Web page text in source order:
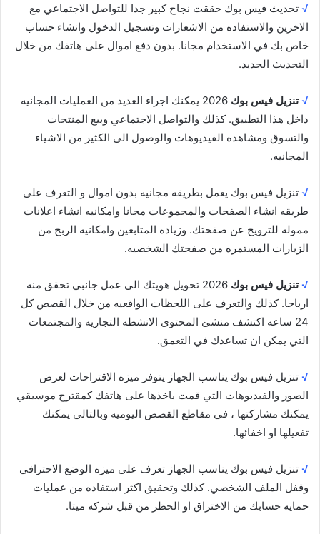
√ تحديث فيس بوك حققت نجاح كبير جدا للتواصل الاجتماعي مع
الاخرين والاستفاده من الاشعارات وتسجيل الدخول وانشاء حساب
خاص بك في الاستخدام مجانا. بدون دفع اموال على هاتفك من خلال
التحديث الجديد.
√ تنزيل فيس بوك
2026 يمكنك اجراء العديد من العمليات المجانيه
داخل هذا التطبيق. كذلك والتواصل الاجتماعي وبيع المنتجات
والتسوق ومشاهده الفيديوهات والوصول الى الكثير من الاشياء
المجانيه.
√ تنزيل فيس بوك يعمل بطريقه مجانيه بدون اموال و التعرف على
طريقه انشاء الصفحات والمجموعات مجانا وامكانيه انشاء اعلانات
مموله للترويج عن صفحتك. وزياده المتابعين وامكانيه الربح من
الزيارات المستمره من صفحتك الشخصيه.
√ تنزيل فيس بوك
2026 تحويل هويتك الى عمل جانبي تحقق منه
ارباحا. كذلك والتعرف على اللحظات الواقعيه من خلال القصص كل
24 ساعه اكتشف منشئ المحتوى الانشطه التجاريه والمجتمعات
التي يمكن ان تساعدك في التعمق.
√ تنزيل فيس بوك يناسب الجهاز يتوفر ميزه الاقتراحات لعرض
الصور والفيديوهات التي قمت باخذها على هاتفك كمقترح موسيقي
يمكنك مشاركتها ، في مقاطع القصص اليوميه وبالتالي يمكنك
تفعيلها او اخفائها.
√ تنزيل فيس بوك يناسب الجهاز تعرف على ميزه الوضع الاحترافي
وقفل الملف الشخصي. كذلك وتحقيق اكثر استفاده من عمليات
حمايه حسابك من الاختراق او الحظر من قبل شركه ميتا.